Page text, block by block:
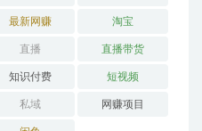
最新网赚 淘宝
直播 直播带货
知识付费 短视频
私域 网赚项目